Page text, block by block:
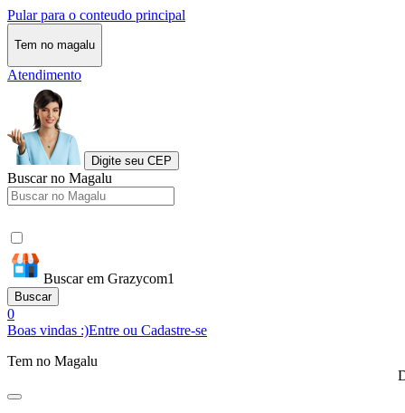
Pular para o conteudo principal
Tem no magalu
Atendimento
Digite seu CEP
Buscar no Magalu
Buscar em Grazycom1
Buscar
0
Boas vindas :)Entre ou Cadastre-se
Tem no Magalu